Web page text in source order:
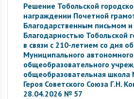
Решение Тобольской
награждении Почетной
Благодарственным письмом и
Благодарностью Тобольской
в связи с 210-летием со дня
Муниципального автономного
общеобразовательного
общеобразовательная
Героя Советского Союза Г.Н.
28.04.2026 № 57